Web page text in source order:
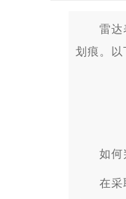
雷达表
划痕。以
如何判
在采取